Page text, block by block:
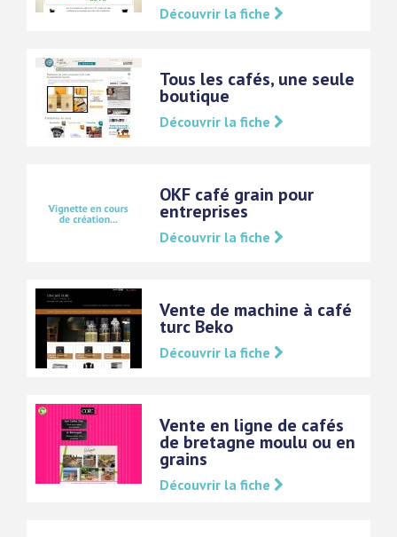
Découvrir la fiche
Tous les cafés, une seule
boutique
Découvrir la fiche
OKF café grain pour
entreprises
Découvrir la fiche
Vente de machine à café
turc Beko
Découvrir la fiche
Vente en ligne de cafés
de bretagne moulu ou en
grains
Découvrir la fiche